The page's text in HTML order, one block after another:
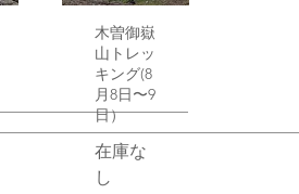
クイックビュー
木曽御嶽
山トレッ
キング(8
月8日〜9
日）
在庫な
し